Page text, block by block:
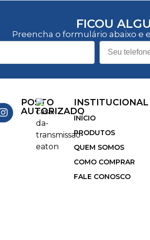
FICOU
Preencha o formulário abaixo e
POSTO
AUTORIZADO
INSTITUCIONAL
INÍCIO
PRODUTOS
QUEM SOMOS
COMO COMPRAR
FALE CONOSCO